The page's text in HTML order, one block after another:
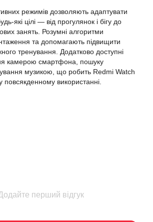
режимів дозволяють адаптувати
які цілі — від прогулянок і бігу до
занять. Розумні алгоритми
та допомагають підвищити
тренування. Додатково доступні
камерою смартфона, пошуку
музикою, що робить Redmi Watch
використанні.
перший відгук